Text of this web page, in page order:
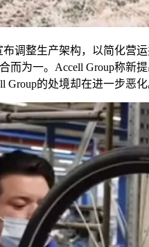
布调整生产架构，以简化营
而为一。 Accell Group称新
Group的处境却在进一步恶化